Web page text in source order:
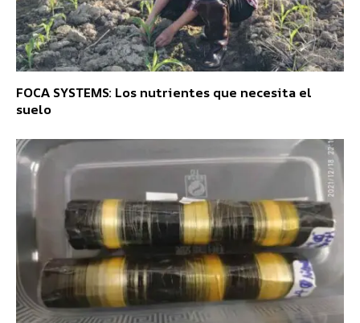
FOCA SYSTEMS: Los nutrientes que necesita el
suelo